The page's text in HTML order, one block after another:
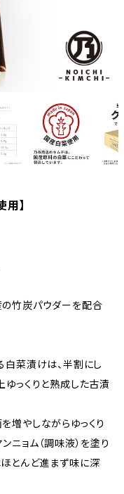
】
竹炭パウダーを配合
白菜漬けは、半割にし
っくりと熟成した古漬
増やしながらゆっくり
ニョム（調味液）を塗り
とんど進まず味に深